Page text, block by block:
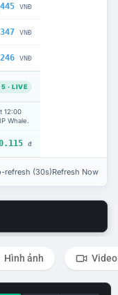
VNĐ
VNĐ
VNĐ
5 · LIVE
12:00
Whale.
đ
refresh (30s)Refresh Now
Hình ảnh Video